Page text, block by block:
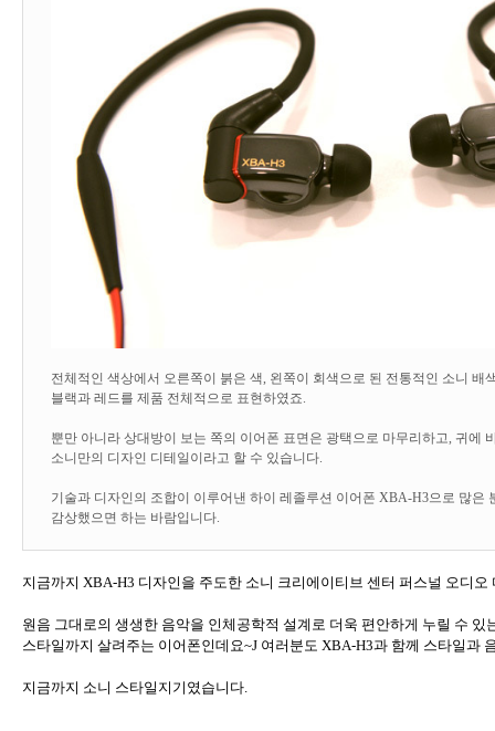
전체적인 색상에서 오른쪽이 붉은 색, 왼쪽이 회색으로 된 전통적인 소니 배
블랙과 레드를 제품 전체적으로 표현하였죠.
뿐만 아니라 상대방이 보는 쪽의 이어폰 표면은 광택으로 마무리하고, 귀에
소니만의 디자인 디테일이라고 할 수 있습니다.
기술과 디자인의 조합이 이루어낸 하이 레졸루션 이어폰 XBA-H3으로 많은
감상했으면 하는 바람입니다.
지금까지 XBA-H3 디자인을 주도한 소니 크리에이티브 센터 퍼스널 오디오
원음 그대로의 생생한 음악을 인체공학적 설계로 더욱 편안하게 누릴 수 있
스타일까지 살려주는 이어폰인데요~J 여러분도 XBA-H3과 함께 스타일과
지금까지 소니 스타일지기였습니다.